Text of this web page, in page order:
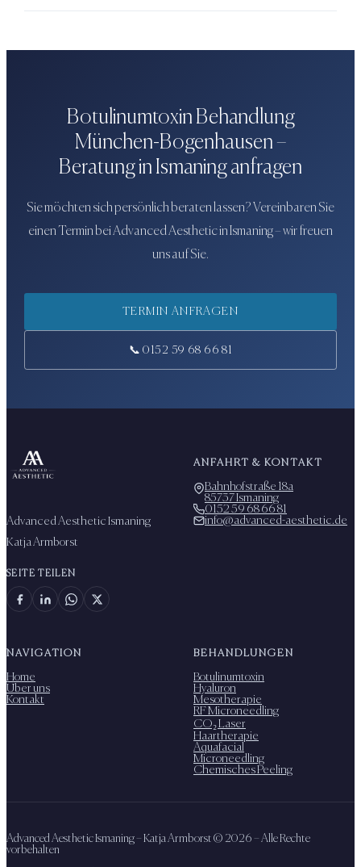
Botulinumtoxin Behandlung
München-Bogenhausen–
Beratung in Ismaning anfragen
Sie möchten sich persönlich beraten lassen? Vereinbaren Sie
einen Termin beiAdvanced Aestheticin Ismaning – wir freuen
uns auf Sie.
TERMIN ANFRAGEN
📞0152 59 68 66 81
Advanced Aesthetic Ismaning
Katja Armborst
SEITE TEILEN
ANFAHRT & KONTAKT
Bahnhofstraße 18a
85737 Ismaning
0152 59 68 66 81
info@advanced-aesthetic.de
NAVIGATION
Home
Über uns
Kontakt
BEHANDLUNGEN
Botulinumtoxin
Hyaluron
Mesotherapie
RF Microneedling
CO₂ Laser
Haartherapie
Aquafacial
Microneedling
Chemisches Peeling
Advanced Aesthetic Ismaning – Katja Armborst © 2026 – Alle Rechte
vorbehalten